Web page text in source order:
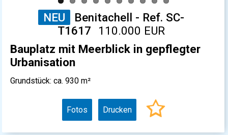
NEU
Benitachell - Ref. SC-
T1617
110.000 EUR
Bauplatz mit Meerblick in gepflegter
Urbanisation
Grundstück: ca. 930 m²
Fotos Drucken